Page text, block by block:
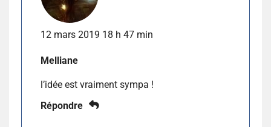
12 mars 2019 18 h 47 min
Melliane
l’idée est vraiment sympa !
Répondre